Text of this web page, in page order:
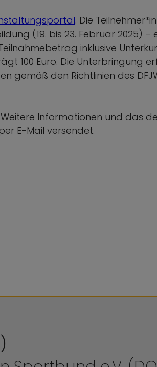
. Die
(19. bis 23. Februar 2025) –
inklusive
100 Euro. Die Unterbringung
gemäß den Richtlinien des
Weitere Informationen und das
E-Mail versendet.